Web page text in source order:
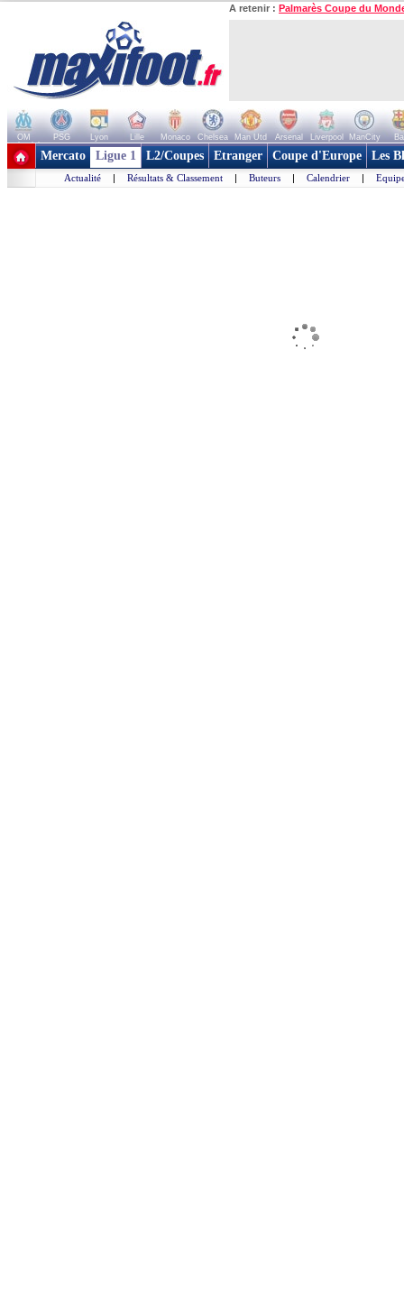
A retenir : Palmarès Coupe du
OM PSG Lyon Lille Monaco Chelsea Man Utd Arsenal Liverpool ManCity
+ de clubs
Mercato Ligue 1 L2/Coupes Etranger Coupe d'Europe Les
Actualité | Résultats & Classement | Buteurs | Calendrier |